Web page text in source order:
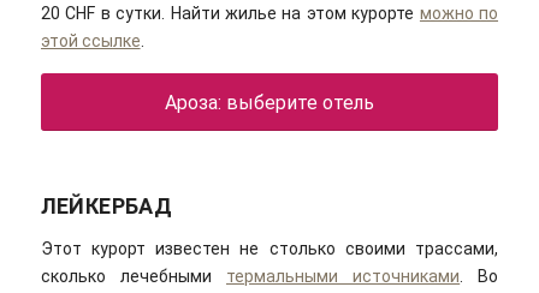
20 CHF в сутки. Найти жилье на этом курорте можно по
этой ссылке.
Ароза: выберите отель
ЛЕЙКЕРБАД
Этот курорт известен не столько своими трассами,
сколько лечебными термальными источниками . Во